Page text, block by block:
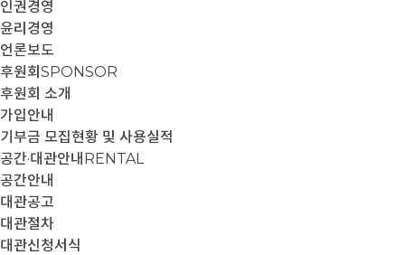
인권경영
윤리경영
언론보도
후원회 SPONSOR
후원회 소개
가입안내
기부금 모집현황 및 사용실적
공간·대관안내 RENTAL
공간안내
대관공고
대관절차
대관신청서식